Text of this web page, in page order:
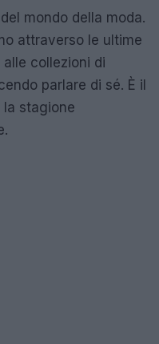
mondo della moda.
attraverso le ultime
collezioni di
parlare di sé. È il
stagione